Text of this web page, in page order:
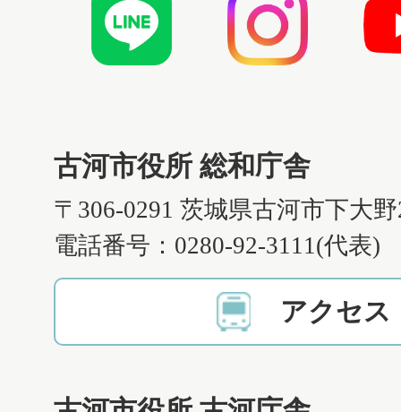
古河市役所 総和庁舎
〒306-0291 茨城県古河市下大
電話番号：0280-92-3111(代表)
アクセス